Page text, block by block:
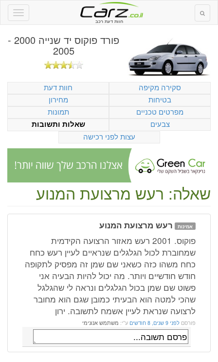
חוות דעת רכב
פורד פוקוס יד שנייה 2000 -
2005
סקירה מקיפה
חוות דעת
בטיחות
מחירון
מפרטים טכניים
תמונות
צבעים
שאלות ותשובות
עצות לפני רכישה
שאלה: רעש מרצועת המנוע
אמינות רעש מרצועת המנוע
פוקוס. 2001 רעש מאזור הרצועה הקידמית
שמחוברת לכול הגלגלים שנראיים לעיין רעש כחח
כחח משהו כזה כשאני שם שמן זה מפסיק לתקופה
חודש חודשיים ויותר. מה יכול להיות הבעיה אני
פשוט שם שמן בכול הגלגלים ונראה לי שהגלגל
שהכי למטה הוא הבעיתי כמובן שגם הוא מחובר
לרצועה שנראת לעיין אשמח לתשובה. ירון
פורסם לפני 9 שנים, 8 חודשים ע"י: משתמש אנונימי